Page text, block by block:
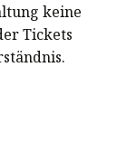
keine
Tickets